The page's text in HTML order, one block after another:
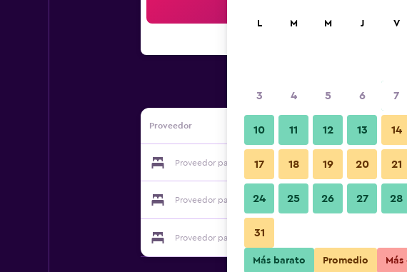
Proveedor
Proveedor para Swahili Beach Resort
Proveedor para Swahili Beach Resort
Proveedor para Swahili Beach Resort
L M M J V
3 4 5 6 7
10 11 12 13 14
17 18 19 20 21
24 25 26 27 28
31
Más barato Promedio